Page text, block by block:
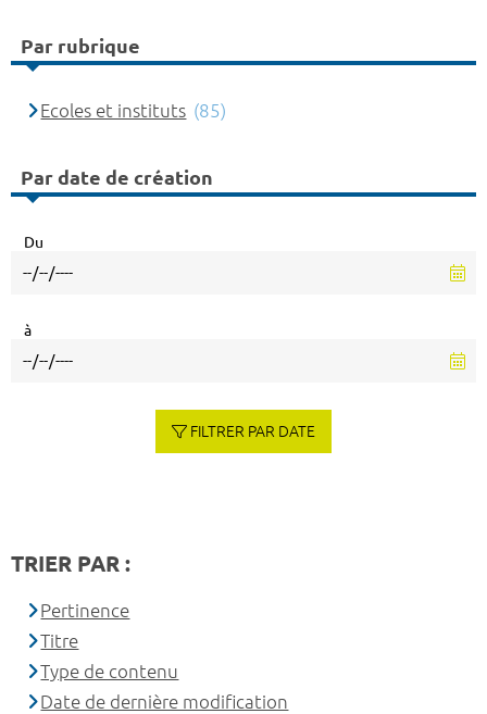
Par rubrique
Ecoles et instituts (85)
Par date de création
Du
à
FILTRER PAR DATE
TRIER PAR :
Pertinence
Titre
Type de contenu
Date de dernière modification